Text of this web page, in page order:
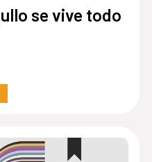
se vive todo